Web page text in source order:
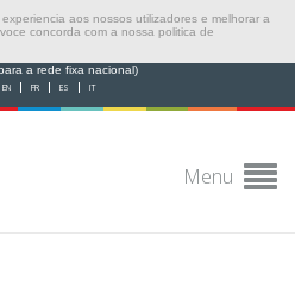
aos nossos utilizadores e melhorar a
concorda com a nossa politica de
a rede fixa nacional)
EN FR ES IT
Menu